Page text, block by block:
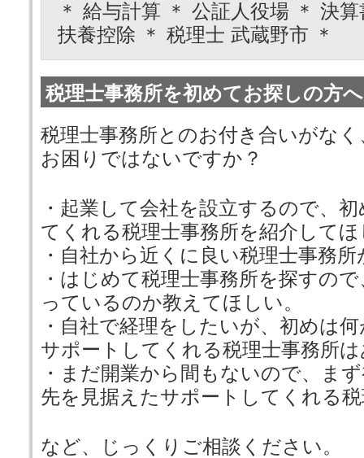
＊ 給与計算 ＊ 公証人役場 ＊ 決
扶養控除 ＊ 税理士 武蔵野市 ＊
税理士事務所を初めてお探しの方へ
税理士事務所とのお付き合いがな
お困りではないですか？
・起業して会社を設立するので、
てくれる税理士事務所を紹介して
・自社から近くに良い税理士事務
・はじめて税理士事務所を探すの
っているのか教えてほしい。
・自社で経理をしたいが、初めは
サポートしてくれる税理士事務所
・まだ開業から間もないので、ま
先を見据えたサポートしてくれる
など、じっくりご相談ください。